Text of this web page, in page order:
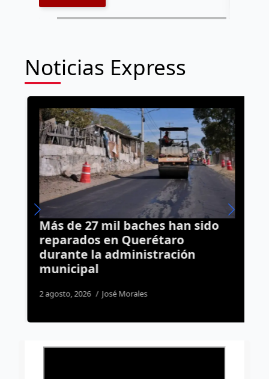
Noticias Express
Más de 27 mil baches han sido
reparados en Querétaro
durante la administración
municipal
2 agosto, 2026 José Morales